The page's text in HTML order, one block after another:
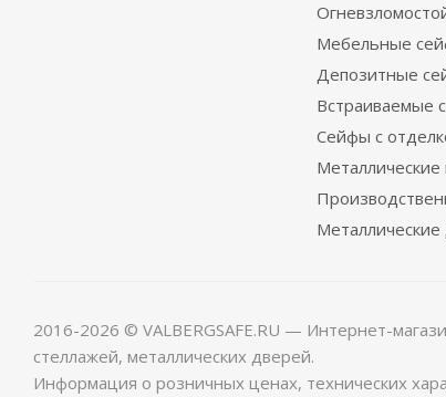
Мебельные
Депозитные
Встраиваемые
Сейфы с
Металлические
2016-2026 © VALBERGSAFE.RU — Интернет-
стеллажей, металлических дверей.
Информация о розничных ценах, технических